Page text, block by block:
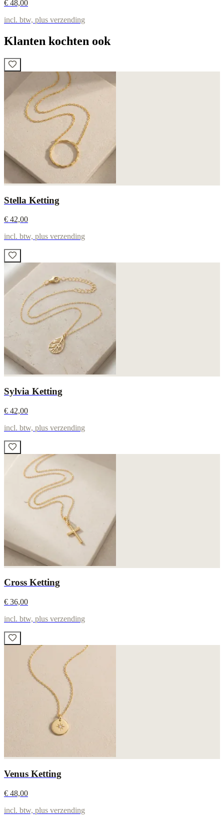
€ 48,00
incl. btw, plus verzending
Klanten kochten ook
Stella Ketting
€ 42,00
incl. btw, plus verzending
Sylvia Ketting
€ 42,00
incl. btw, plus verzending
Cross Ketting
€ 36,00
incl. btw, plus verzending
Venus Ketting
€ 48,00
incl. btw, plus verzending